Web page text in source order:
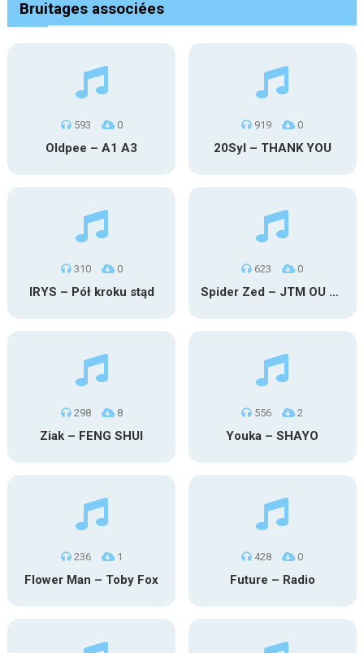
Bruitages associées
593 0
Oldpee – A1 A3
919 0
20Syl – THANK YOU
310 0
IRYS – Pół kroku stąd
623 0
Spider Zed – JTM OU TG
298 8
Ziak – FENG SHUI
556 2
Youka – SHAYO
236 1
Flower Man – Toby Fox
428 0
Future – Radio